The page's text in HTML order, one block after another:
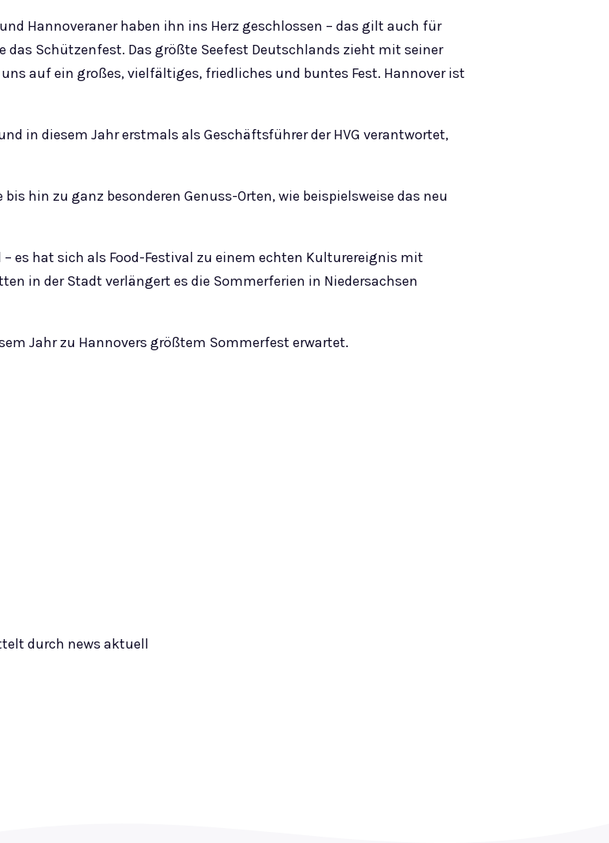
Hannoveraner haben ihn ins Herz geschlossen – das gilt auch für
Schützenfest. Das größte Seefest Deutschlands zieht mit seiner
auf ein großes, vielfältiges, friedliches und buntes Fest. Hannover ist
in diesem Jahr erstmals als Geschäftsführer der HVG verantwortet,
hin zu ganz besonderen Genuss-Orten, wie beispielsweise das neu
es hat sich als Food-Festival zu einem echten Kulturereignis mit
in der Stadt verlängert es die Sommerferien in Niedersachsen
Jahr zu Hannovers größtem Sommerfest erwartet.
durch news aktuell